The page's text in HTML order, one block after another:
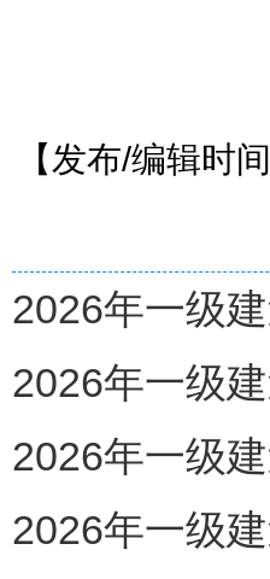
【发布/编辑时
2026年一级
2026年一级
2026年一级
2026年一级